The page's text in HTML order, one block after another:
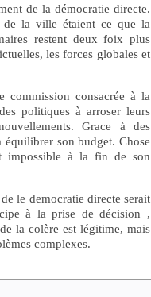
de la démocratie directe.
de la ville étaient ce que la
restent deux foix plus
les forces globales et
consacrée à la
politiques à arroser leurs
Grace à des
son budget. Chose
impossible à la fin de son
le democratie directe serait
à la prise de décision ,
la colère est légitime, mais
complexes.